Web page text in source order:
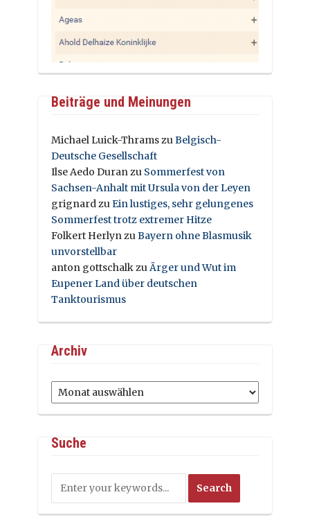
Beiträge und Meinungen
Michael Luick-ThramszuBelgisch-
Deutsche Gesellschaft
Ilse Aedo Duranzu Sommerfest von
Sachsen-Anhalt mit Ursula von der Leyen
grignardzuEin lustiges, sehr gelungenes
Sommerfest trotz extremer Hitze
Folkert HerlynzuBayern ohne Blasmusik
unvorstellbar
anton gottschalkzuÄrger und Wut im
Eupener Land über deutschen
Tanktourismus
Archiv
Archiv
Suche